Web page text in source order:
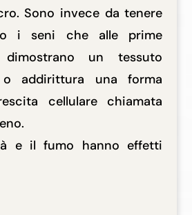
Sono invece da tenere
i seni che alle prime
dimostrano un tessuto
addirittura una forma
cellulare chiamata
e il fumo hanno effetti